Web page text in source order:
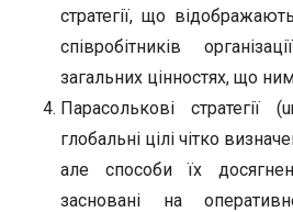
стратегії, що
співробітників
загальних цінностях, що
Парасолькові стратегії
глобальні цілі чітко
але способи їх
засновані на